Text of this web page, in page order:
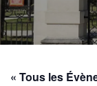
« Tous les